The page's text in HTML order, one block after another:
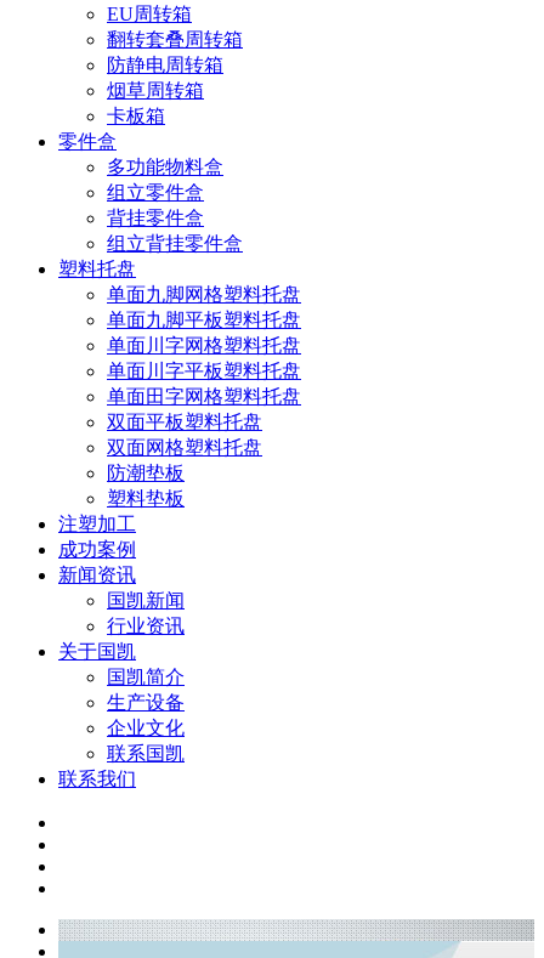
EU周转箱
翻转套叠周转箱
防静电周转箱
烟草周转箱
卡板箱
零件盒
多功能物料盒
组立零件盒
背挂零件盒
组立背挂零件盒
塑料托盘
单面九脚网格塑料托盘
单面九脚平板塑料托盘
单面川字网格塑料托盘
单面川字平板塑料托盘
单面田字网格塑料托盘
双面平板塑料托盘
双面网格塑料托盘
防潮垫板
塑料垫板
注塑加工
成功案例
新闻资讯
国凯新闻
行业资讯
关于国凯
国凯简介
生产设备
企业文化
联系国凯
联系我们